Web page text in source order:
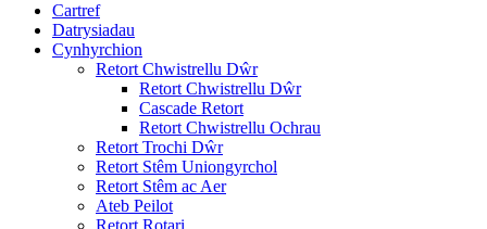
Cartref
Datrysiadau
Cynhyrchion
Retort Chwistrellu Dŵr
Retort Chwistrellu Dŵr
Cascade Retort
Retort Chwistrellu Ochrau
Retort Trochi Dŵr
Retort Stêm Uniongyrchol
Retort Stêm ac Aer
Ateb Peilot
Retort Rotari